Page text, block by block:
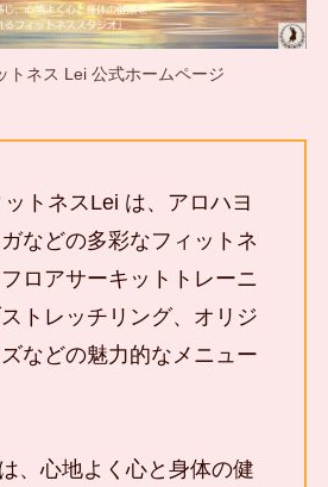
トネス Lei 公式ホームページ
トネスLei は、アロハヨ
などの多彩なフィットネ
ロアサーキットトレーニ
トレッチリング、オリジ
などの魅力的なメニュー
心地よく心と身体の健